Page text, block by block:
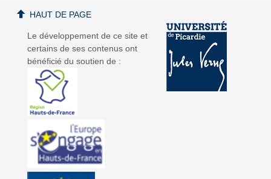
Le développement de ce site et
certains de ses contenus ont
bénéficié du soutien de :
HAUT DE PAGE